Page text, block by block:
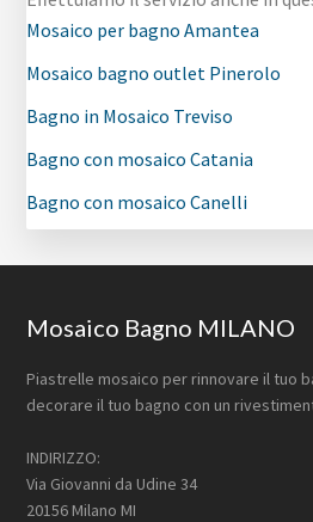
Mosaico per bagno Amantea
Mosaico bagno outlet Pinerolo
Bagno in Mosaico Treviso
Bagno con mosaico Catania
Bagno con mosaico Canelli
Footer
Mosaico Bagno MILANO
Piastrelle mosaico per rinnovare il tuo
decorare il tuo bagno con un
INDIRIZZO:
Via Giovanni da Udine 34
20156 Milano MI